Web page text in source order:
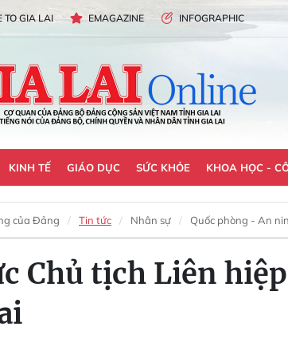
TO GIA LAI EMAGAZINE INFOGRAPHIC
KINH TẾ GIÁO DỤC SỨC KHỎE KHOA HỌC -
của Đảng Tin tức Nhân sự Quốc phòng - An
Chủ tịch Liên